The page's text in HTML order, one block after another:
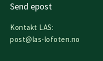
Send epost
Kontakt LAS:
post@las-lofoten.no